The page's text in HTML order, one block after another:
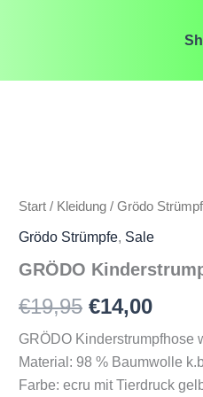
Start / Kleidung / Grödo
Grödo Strümpfe, Sale
GRÖDO
€19,95
Preis
war:
€14,00
Preis
ist:
GRÖDO Kinderstrumpfhose
Material: 98 % Baumwolle
Farbe: ecru mit Tierdruck